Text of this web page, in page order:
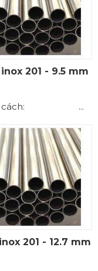
201 - 9.5 mm
cách: ...
201 - 12.7 mm